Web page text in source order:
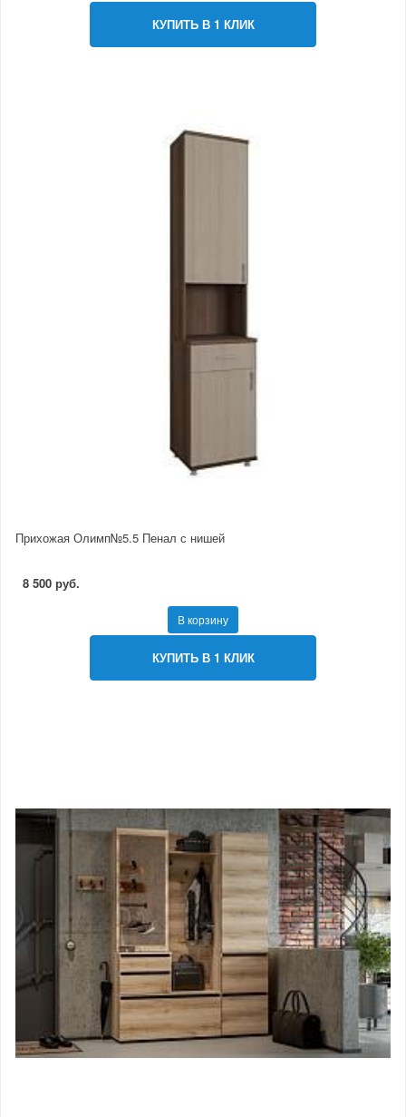
КУПИТЬ В 1 КЛИК
Прихожая Олимп№5.5 Пенал с нишей
8 500 руб.
В корзину
КУПИТЬ В 1 КЛИК